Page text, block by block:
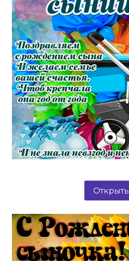
Открыть